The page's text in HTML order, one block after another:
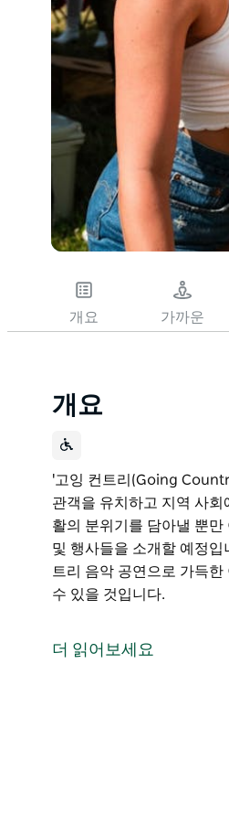
개요 가까운
개요
'고잉 컨트리(Going
관객을 유치하고 지역 사
활의 분위기를 담아낼 뿐
및 행사들을 소개할 예정
트리 음악 공연으로 가득
수 있을 것입니다.
관객을 유치하고 지역 사
더 읽어보세요